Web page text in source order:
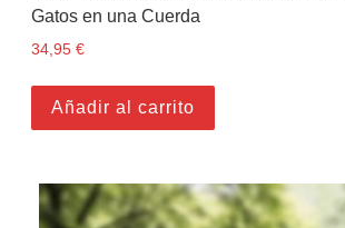
Gatos en una Cuerda
34,95 €
Añadir al carrito